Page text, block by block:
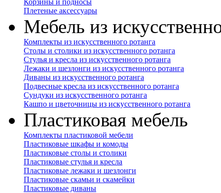
Корзины и подносы
Плетеные аксессуары
Мебель из
Комплекты из искусственного ротанга
Столы и столики из искусственного ротанга
Стулья и кресла из искусственного ротанга
Лежаки и шезлонги из искусственного ротанга
Диваны из искусственного ротанга
Подвесные кресла из искусственного ротанга
Сундуки из искусственного ротанга
Кашпо и цветочницы из искусственного ротанга
Пластиковая мебель
Комплекты пластиковой мебели
Пластиковые шкафы и комоды
Пластиковые столы и столики
Пластиковые стулья и кресла
Пластиковые лежаки и шезлонги
Пластиковые скамьи и скамейки
Пластиковые диваны